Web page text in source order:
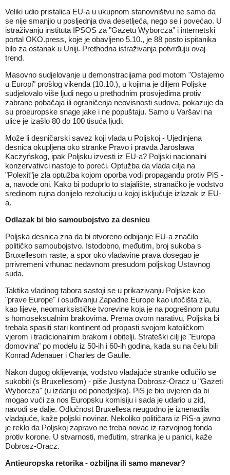
Veliki udio pristalica EU-a u ukupnom stanovništvu ne samo da
se nije smanjio u posljednja dva desetljeća, nego se i povećao. U
istraživanju instituta IPSOS za "Gazetu Wyborcza" i internetski
portal OKO.press, koje je obavljeno 5.10., je 88 posto ispitanika
bilo za ostanak u Uniji. Prethodna istraživanja potvrđuju ovaj
trend.
Masovno sudjelovanje u demonstracijama pod motom "Ostajemo
u Europi" prošlog vikenda (10.10.), u kojima je diljem Poljske
sudjelovalo više ljudi nego u prethodnim prosvjedima protiv
zabrane pobačaja ili ograničenja neovisnosti sudova, pokazuje da
su proeuropske snage jake i ne popuštaju. Samo u Varšavi na
ulice je izašlo 80 do 100 tisuća ljudi.
Može li desničarski savez koji vlada u Poljskoj - Ujedinjena
desnica okupljena oko stranke Pravo i pravda Jarosława
Kaczyńskog, ipak Poljsku izvesti iz EU-a? Poljski nacionalni
konzervativci nastoje to poreći. Optužba da vlada cilja na
"Polexit"je zla optužba kojom oporba vodi propagandu protiv PiS -
a, navode oni. Kako bi poduprlo to stajalište, stranačko je vodstvo
sredinom rujna donijelo rezoluciju u kojoj isključuje izlazak iz EU-
a.
Odlazak bi bio samoubojstvo za desnicu
Poljska desnica zna da bi otvoreno odbijanje EU-a značilo
političko samoubojstvo. Istodobno, međutim, broj sukoba s
Bruxellesom raste, a spor oko vladavine prava dosegao je
prrivremeni vrhunac nedavnom presudom poljskog Ustavnog
suda.
Taktika vladinog tabora sastoji se u prikazivanju Poljske kao
"prave Europe" i osuđivanju Zapadne Europe kao utočišta zla,
kao lijeve, neomarksističke tvorevine koja je na pogrešnom putu
s homoseksualnim brakovima. Prema ovom narativu, Poljska bi
trebala spasiti stari kontinent od propasti svojom katoličkom
vjerom i tradicionalnim brakom i obitelji. Strateški cilj je "Europa
domovina" po modelu iz 50-ih i 60-ih godina, kada su na čelu bili
Konrad Adenauer i Charles de Gaulle.
Nakon dugog oklijevanja, vodstvo vladajuće stranke odlučilo se
sukobiti (s Bruxellesom) - piše Justyna Dobrosz-Oracz u "Gazeti
Wyborcza" (u izdanju od ponedjeljka). PiS je bio uvjeren da bi
mogao vući za nos Europsku komisiju i sada je udario u zid,
navodi se dalje. Odlučnost Bruxellesa neugodno je iznenadila
vladajuće, kaže poljski novinar. Nekoliko političara iz PiS-a javno
je reklo da Poljskoj zapravo ne treba novac iz razvojnog fonda
protiv korone. U stvarnosti, međutim, stranka je u panici, kaže
Dobrosz-Oracz.
Antieuropska retorika - ozbiljna ili samo manevar?